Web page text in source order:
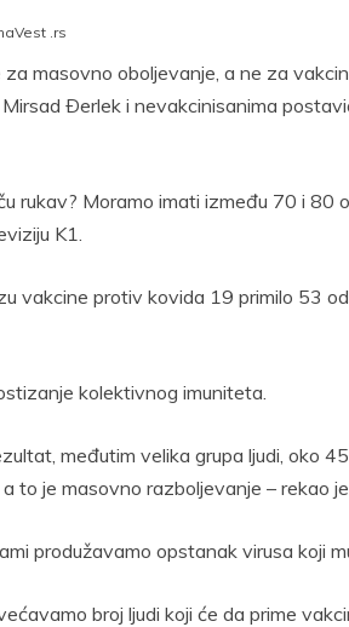
.rs
masovno oboljevanje, a ne za
Ðerlek i nevakcinisanima
rukav? Moramo imati između 70 i 80
K1.
vakcine protiv kovida 19 primilo 53
kolektivnog imuniteta.
međutim velika grupa ljudi, oko
to je masovno razboljevanje – rekao
produžavamo opstanak virusa koji
broj ljudi koji će da prime